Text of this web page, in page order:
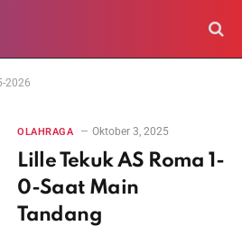
2026
OLAHRAGA Oktober 3, 2025
Lille Tekuk AS Roma 1-
0-Saat Main
Tandang